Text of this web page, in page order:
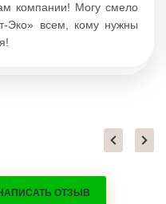
компании! Могу смело
Эко» всем, кому нужны
ОТЗЫВ